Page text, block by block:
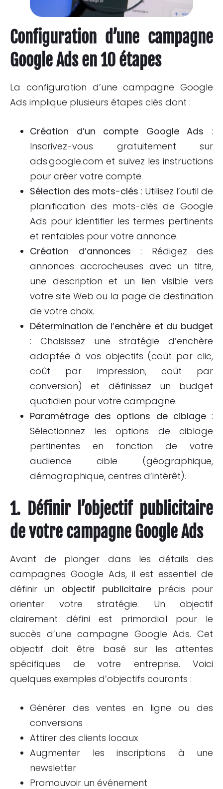
Configuration d’une campagne
Google Ads en 10 étapes
La configuration d’une campagne Google
Ads implique plusieurs étapes clés dont :
Création d’un compte Google Ads :
Inscrivez-vous gratuitement sur
ads.google.com et suivez les instructions
pour créer votre compte.
Sélection des mots-clés : Utilisez l’outil de
planification des mots-clés de Google
Ads pour identifier les termes pertinents
et rentables pour votre annonce.
Création d’annonces : Rédigez des
annonces accrocheuses avec un titre,
une description et un lien visible vers
votre site Web ou la page de destination
de votre choix.
Détermination de l’enchère et du budget
: Choisissez une stratégie d’enchère
adaptée à vos objectifs (coût par clic,
coût par impression, coût par
conversion) et définissez un budget
quotidien pour votre campagne.
Paramétrage des options de ciblage:
Sélectionnez les options de ciblage
pertinentes en fonction de votre
audience cible (géographique,
démographique, centres d’intérêt).
1. Définir l’objectif publicitaire
de votre campagne Google Ads
Avant de plonger dans les détails des
campagnes Google Ads, il est essentiel de
définir un objectif publicitaire précis pour
orienter votre stratégie. Un objectif
clairement défini est primordial pour le
succès d’une campagne Google Ads. Cet
objectif doit être basé sur les attentes
spécifiques de votre entreprise. Voici
quelques exemples d’objectifs courants :
Générer des ventes en ligne ou des
conversions
Attirer des clients locaux
Augmenter les inscriptions à une
newsletter
Promouvoir un événement